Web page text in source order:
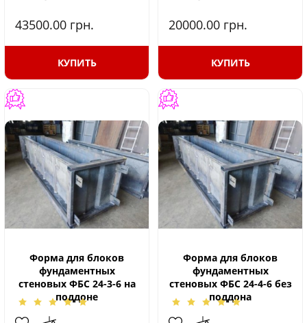
43500.00 грн.
КУПИТЬ
20000.00 грн.
КУПИТЬ
Форма для блоков
фундаментных
стеновых ФБС 24-3-6 на
поддоне
Форма для блоков
фундаментных
стеновых ФБС 24-4-6 без
поддона